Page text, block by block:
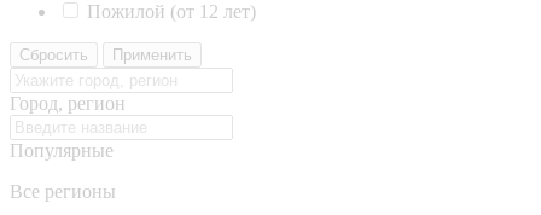
Пожилой (от 12 лет)
Сбросить Применить
Город, регион
Популярные
Все регионы